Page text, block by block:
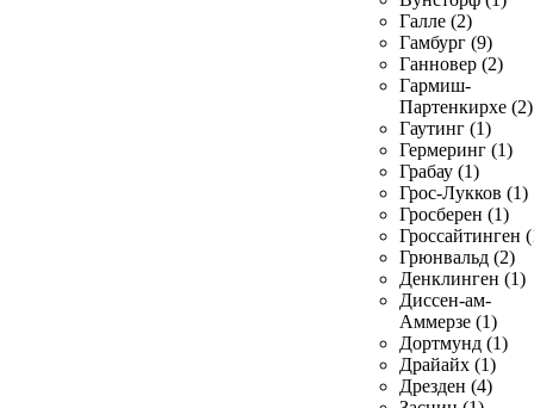
Галле (2)
Гамбург (9)
Ганновер (2)
Гармиш-
Партенкирхе (2)
Гаутинг (1)
Гермеринг (1)
Грабау (1)
Грос-Лукков (1)
Гросберен (1)
Гроссайтинген
Грюнвальд (2)
Денклинген (1)
Диссен-ам-
Аммерзе (1)
Дортмунд (1)
Драйайх (1)
Дрезден (4)